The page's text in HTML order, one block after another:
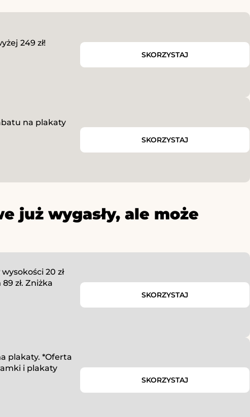
249 zł!
SKORZYSTAJ
na plakaty
SKORZYSTAJ
już wygasły, ale może
20 zł
zł. Zniżka
SKORZYSTAJ
plakaty. *Oferta
i plakaty
SKORZYSTAJ